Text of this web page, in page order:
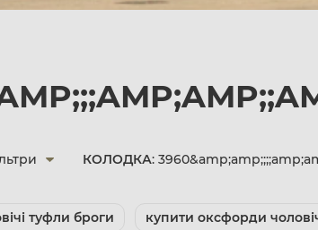
КОЛОДКА:
туфли броги купити оксфорди